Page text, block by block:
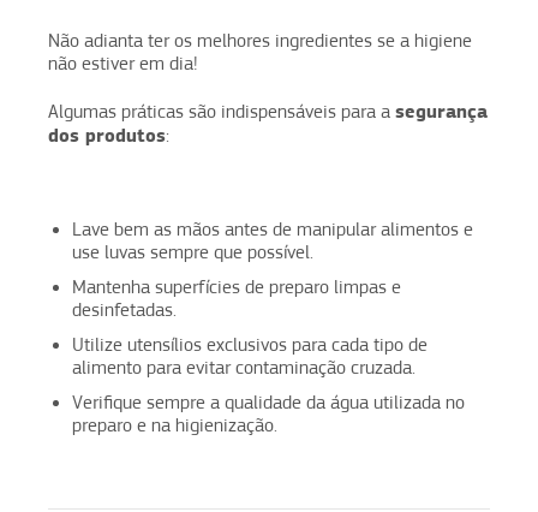
Não adianta ter os melhores ingredientes se a higiene
não estiver em dia!
Algumas práticas são indispensáveis para a segurança
dos produtos:
Lave bem as mãos antes de manipular alimentos e
use luvas sempre que possível.
Mantenha superfícies de preparo limpas e
desinfetadas.
Utilize utensílios exclusivos para cada tipo de
alimento para evitar contaminação cruzada.
Verifique sempre a qualidade da água utilizada no
preparo e na higienização.